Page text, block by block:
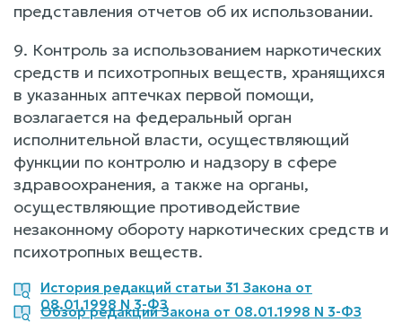
представления отчетов об их использовании.
9. Контроль за использованием наркотических
средств и психотропных веществ, хранящихся
в указанных аптечках первой помощи,
возлагается на федеральный орган
исполнительной власти, осуществляющий
функции по контролю и надзору в сфере
здравоохранения, а также на органы,
осуществляющие противодействие
незаконному обороту наркотических средств и
психотропных веществ.
История редакций статьи 31 Закона от
08.01.1998 N 3-ФЗ
Обзор редакций Закона от 08.01.1998 N 3-ФЗ